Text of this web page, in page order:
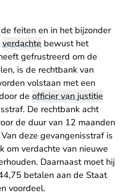
feiten en in het bijzonder
verdachte bewust het
gefrustreerd om de
is de rechtbank van
volstaan met een
de officier van justitie
De rechtbank acht
de duur van 12 maanden
deze gevangenisstraf is
om verdachte van nieuwe
Daarnaast moet hij
betalen aan de Staat
voordeel.